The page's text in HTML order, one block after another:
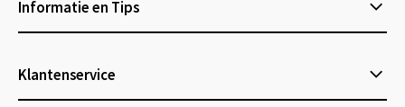
Informatie en Tips
Klantenservice